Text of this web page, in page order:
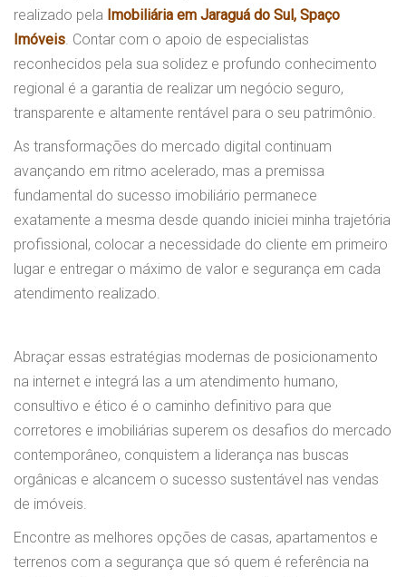
realizado pela Imobiliária em Jaraguá do Sul, Spaço
Imóveis. Contar com o apoio de especialistas
reconhecidos pela sua solidez e profundo conhecimento
regional é a garantia de realizar um negócio seguro,
transparente e altamente rentável para o seu patrimônio.
As transformações do mercado digital continuam
avançando em ritmo acelerado, mas a premissa
fundamental do sucesso imobiliário permanece
exatamente a mesma desde quando iniciei minha trajetória
profissional, colocar a necessidade do cliente em primeiro
lugar e entregar o máximo de valor e segurança em cada
atendimento realizado.
Abraçar essas estratégias modernas de posicionamento
na internet e integrá las a um atendimento humano,
consultivo e ético é o caminho definitivo para que
corretores e imobiliárias superem os desafios do mercado
contemporâneo, conquistem a liderança nas buscas
orgânicas e alcancem o sucesso sustentável nas vendas
de imóveis.
Encontre as melhores opções de casas, apartamentos e
terrenos com a segurança que só quem é referência na